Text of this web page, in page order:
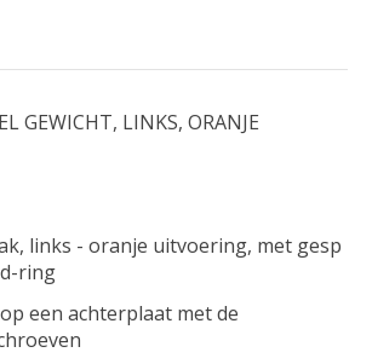
GEWICHT, LINKS, ORANJE
links - oranje uitvoering, met gesp
ring
een achterplaat met de